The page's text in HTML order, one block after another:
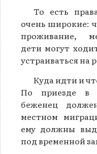
То есть
очень широкие:
проживание,
дети могут
устраиваться на
Куда идти и
По приезде в
беженец
местном
ему должны
под временной